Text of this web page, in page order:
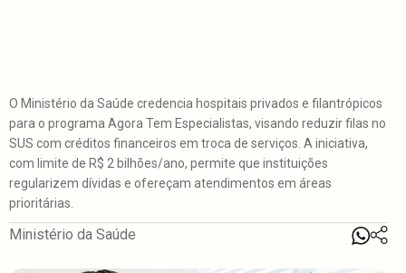
O Ministério da Saúde credencia hospitais privados e filantrópicos
para o programa Agora Tem Especialistas, visando reduzir filas no
SUS com créditos financeiros em troca de serviços. A iniciativa,
com limite de R$ 2 bilhões/ano, permite que instituições
regularizem dívidas e ofereçam atendimentos em áreas
prioritárias.
Ministério da Saúde